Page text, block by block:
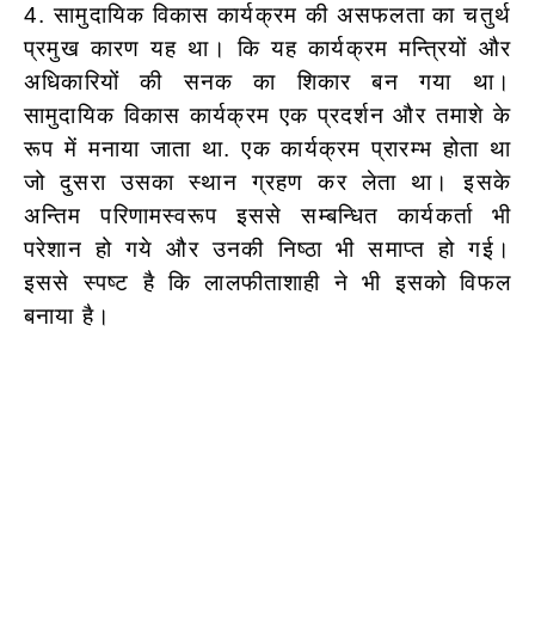
4. सामुदायिक विकास कार्यक्रम की असफलता का चतुर्थ
प्रमुख कारण यह था। कि यह कार्यक्रम मन्त्रियों और
अधिकारियों की सनक का शिकार बन गया था।
सामुदायिक विकास कार्यक्रम एक प्रदर्शन और तमाशे के
रूप में मनाया जाता था. एक कार्यक्रम प्रारम्भ होता था
जो दुसरा उसका स्थान ग्रहण कर लेता था। इसके
अन्तिम परिणामस्वरूप इससे सम्बन्धित कार्यकर्ता भी
परेशान हो गये और उनकी निष्ठा भी समाप्त हो गई।
इससे स्पष्ट है कि लालफीताशाही ने भी इसको विफल
बनाया है।